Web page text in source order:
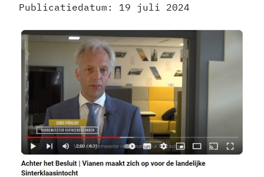
Publicatiedatum: 19 juli 2024